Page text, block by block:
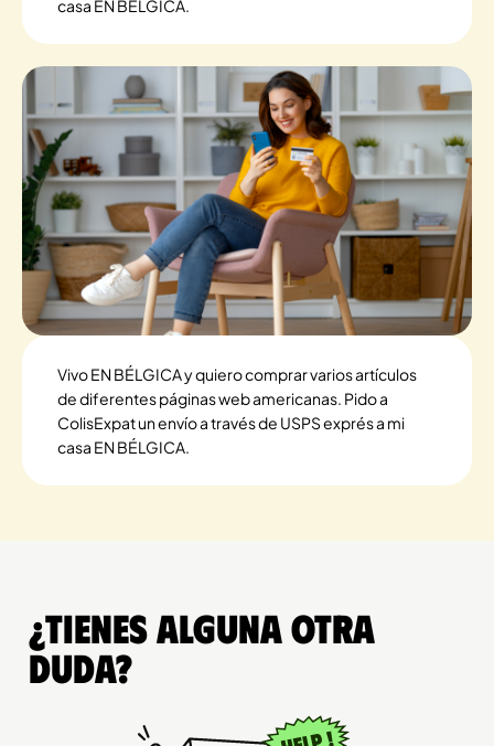
casa EN BÉLGICA.
Vivo EN BÉLGICA y quiero comprar varios artículos
de diferentes páginas web americanas. Pido a
ColisExpat un envío a través de USPS exprés a mi
casa EN BÉLGICA.
¿Tienes alguna otra
duda?